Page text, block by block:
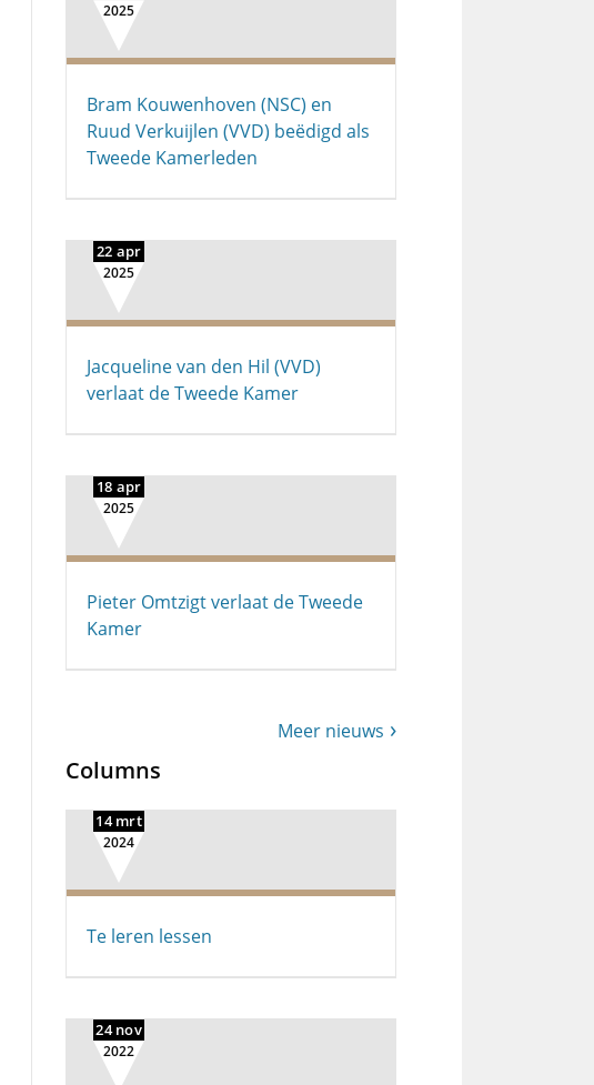
2025
Bram Kouwenhoven (NSC) en
Ruud Verkuijlen (VVD) beëdigd als
Tweede Kamerleden
22 apr
2025
Jacqueline van den Hil (VVD)
verlaat de Tweede Kamer
18 apr
2025
Pieter Omtzigt verlaat de Tweede
Kamer
Meer nieuws
Columns
14 mrt
2024
Te leren lessen
24 nov
2022